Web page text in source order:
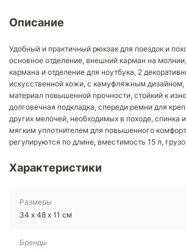
Описание
Удобный и практичный рюкзак для поездок и
основное отделение, внешний карман на
кармана и отделение для ноутбука, 2
искусственной кожи, с камуфляжным
материал повышенной прочности, стойкий к
долговечная подкладка, спереди ремни для
других мелочей, необходимых в походе, спинка
мягким уплотнителем для повышенного
регулируются по длине, вместимость 15 л,
Характеристики
Размеры
34 х 48 х 11 см
Бренды